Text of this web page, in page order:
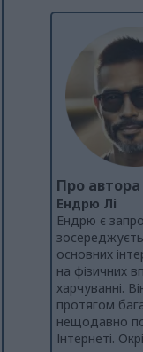
Про автора
Ендрю Лі
Ендрю є
основних
на фізичних
харчуванні.
протягом
нещодавно
Інтернеті.